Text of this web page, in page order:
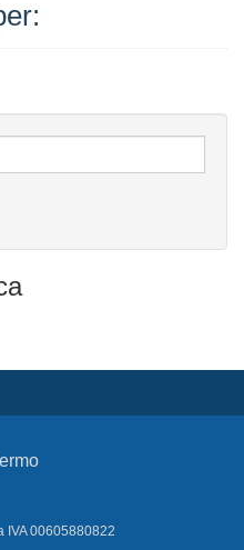
IVA 00605880822